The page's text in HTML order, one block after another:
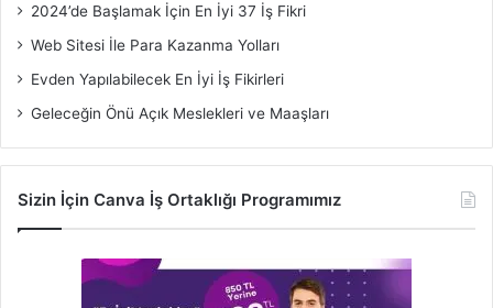
2024’de Başlamak İçin En İyi 37 İş Fikri
Web Sitesi İle Para Kazanma Yolları
Evden Yapılabilecek En İyi İş Fikirleri
Geleceğin Önü Açık Meslekleri ve Maaşları
Sizin İçin Canva İş Ortaklığı Programımız